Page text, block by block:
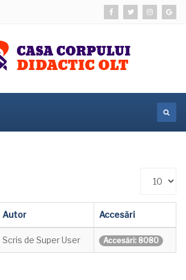
Autor Accesări
Scris de Super User Accesări: 8080